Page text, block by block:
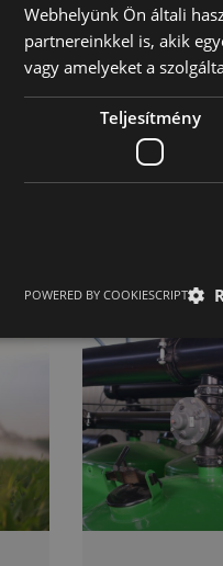
vissza a dobra,
a behúzási sebesség
az öntözési időt.
Webhelyünk Ön általi
partnereinkkel is, akik
vagy amelyeket a
Teljesítmény
POWERED BY COOKIESCRIPT